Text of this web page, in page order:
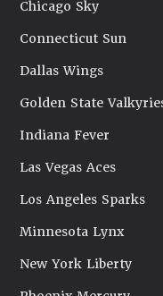
Chicago Sky
Connecticut Sun
Dallas Wings
Golden State
Indiana Fever
Las Vegas Aces
Los Angeles Sparks
Minnesota Lynx
New York Liberty